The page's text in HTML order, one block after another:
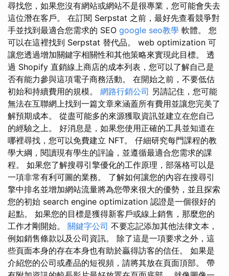
尋找您，如果您沒有網站或網站不是很專業，您可能會失去
這位潛在客戶。 在訂閱 Serpstat 之前，最好先查看競爭對
手並找到最適合您需求的 SEO google seo教學 軟體。 您
可以在這裡找到 Serpstat 替代品。 web optimization 可
讓您透過增加關鍵字相關性和其他策略來實現此目標。 透
過 Shopify 直銷線上商店的成本列表，您可以了解自己是
否有能力參與這項電子商務活動。 在開始之前，不要低估
初始和持續費用的規模。 網路行銷公司 另請記住，您可能
無法在互聯網上找到一篇文章來涵蓋所有費用並讓您完美了
解預期成本。 從盡可能多的來源獲取資訊並建立在您自己
的經驗之上。 好消息是，如果您使用正確的工具並知道在
哪裡尋找，您可以免費建立 NFT。 仔細研究每門課程的教
學大綱，閱讀現有學生的評論，並遵循最適合您需求的課
程。 如果您了解搜尋引擎優化的工作原理，部落格可以是
一項非常有利可圖的業務。 了解如何讓您的內容在搜尋引
擎中排名並增加網站流量將為您帶來很大的優勢，並且探索
您的初始 search engine optimization 認證是一個很好的
起點。 如果您的目標是獲得新客戶或線上銷售，那麼您的
工作才剛開始。 關鍵字公司 不要忘記添加其他法律文本，
例如銷售條款以及公司資訊。 除了這是一項要求之外，這
些頁面本身的存在本身也有助於贏得訪客的信任。 如果是
介紹您的公司或產品的短視頻，請將其放在頁面頂部。 帶